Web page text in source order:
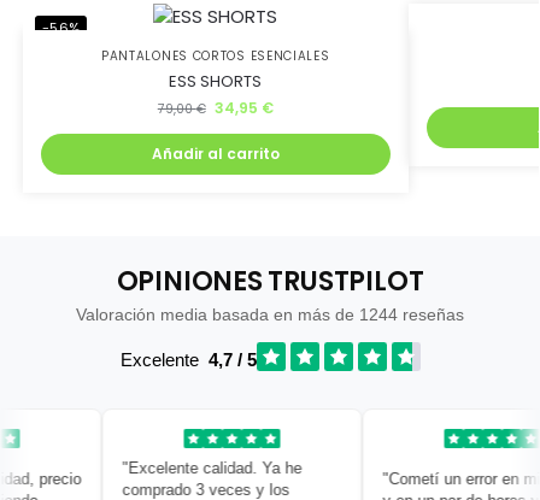
-56%
PANTALONES CORTOS ESENCIALES
ESS SHORTS
79,00€ 34,95 €
Añadir al carrito
OPINIONES TRUSTPILOT
Valoración media basada en más de 1244 reseñas
Excelente 4,7 / 5
precio
"Excelente calidad. Ya he
comprado 3 veces y los
"Cometí un error en mi